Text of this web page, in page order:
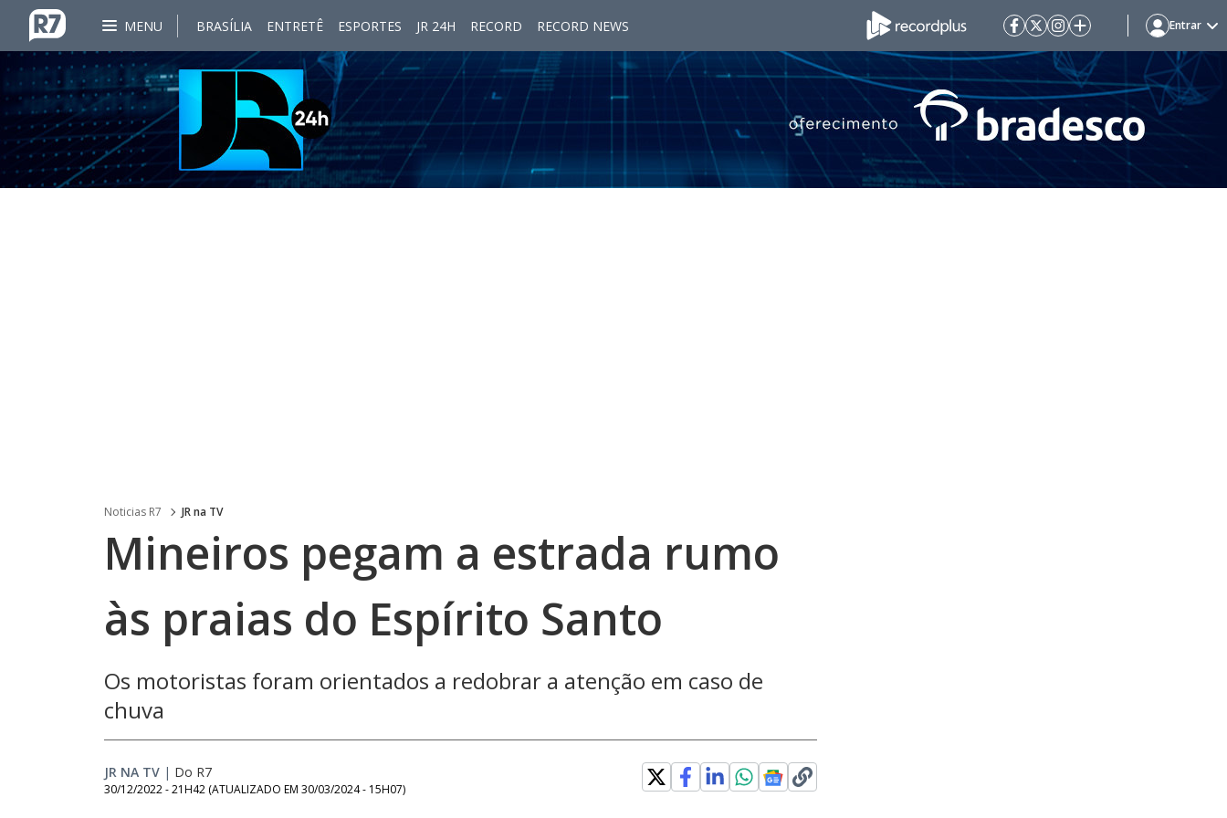
MENU BRASÍLIA ENTRETÊ ESPORTES JR 24H RECORD RECORD NEWS Entrar
Noticias R7 JR na TV
Mineiros pegam a estrada rumo
às praias do Espírito Santo
Os motoristas foram orientados a redobrar a atenção em caso de
chuva
JR NA TV | Do R7
30/12/2022 - 21H42 (ATUALIZADO EM 30/03/2024 - 15H07)